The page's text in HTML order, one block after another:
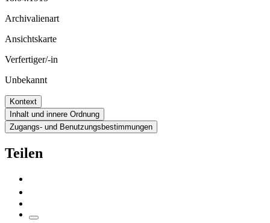
Archivalienart
Ansichtskarte
Verfertiger/-in
Unbekannt
Kontext
Inhalt und innere Ordnung
Zugangs- und Benutzungsbestimmungen
Teilen